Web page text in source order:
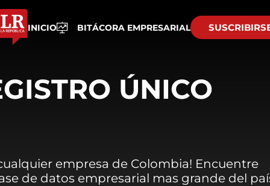
INICIO BITÁCORA EMPRESARIAL
ÚNICO
empresa de Colombia! Encuentre
de datos empresarial mas grande del